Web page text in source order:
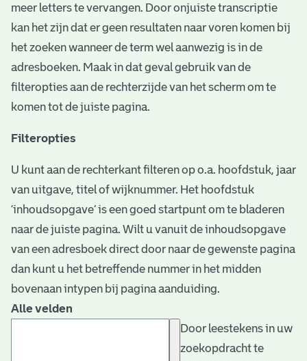
meer letters te vervangen. Door onjuiste transcriptie
kan het zijn dat er geen resultaten naar voren komen bij
het zoeken wanneer de term wel aanwezig is in de
adresboeken. Maak in dat geval gebruik van de
filteropties aan de rechterzijde van het scherm om te
komen tot de juiste pagina.
Filteropties
U kunt aan de rechterkant filteren op o.a. hoofdstuk, jaar
van uitgave, titel of wijknummer. Het hoofdstuk
‘inhoudsopgave’ is een goed startpunt om te bladeren
naar de juiste pagina. Wilt u vanuit de inhoudsopgave
van een adresboek direct door naar de gewenste pagina
dan kunt u het betreffende nummer in het midden
bovenaan intypen bij pagina aanduiding.
Alle velden
Door leestekens in uw
zoekopdracht te